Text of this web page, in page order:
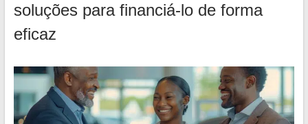
soluções para financiá-lo de forma
eficaz